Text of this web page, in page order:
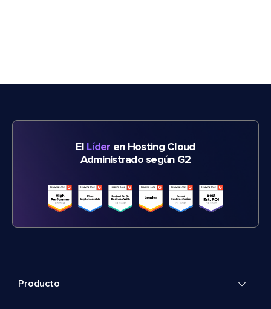
El Líder en Hosting Cloud
Administrado según G2
Producto